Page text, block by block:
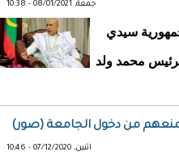
جمعة, 08/01/2021 - 10:38
سيدي
محمد ولد
من دخول الجامعة (صور)
اثنين, 07/12/2020 - 10:46